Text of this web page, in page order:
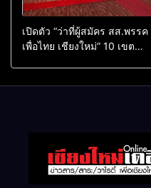
เปิดตัว “ว่าที่ผู้สมัคร สส.พรรค
เพื่อไทย เชียงใหม่” 10 เขต